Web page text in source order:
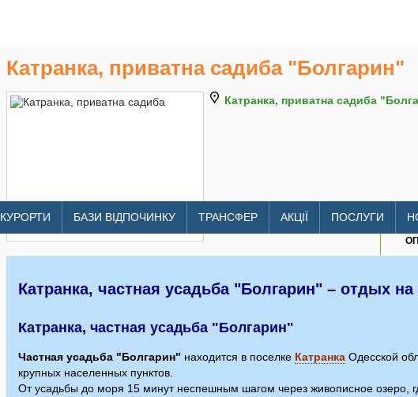
КУРОРТИ БАЗИ ВІДПОЧИНКУ ТРАНСФЕР АКЦІЇ ПОСЛУГИ
Катранка, приватна садиба "Болгарин"
Катранка, приватна садиба
litomore.com.ua/hotels/
Катранка, частная усадьба "Болгарин" – отдых
Катранка, частная усадьба "Болгарин"
Частная усадьба "Болгарин" находится в поселке Катранка Одесской
крупных населенных пунктов.
От усадьбы до моря 15 минут неспешным шагом через живописное озеро,